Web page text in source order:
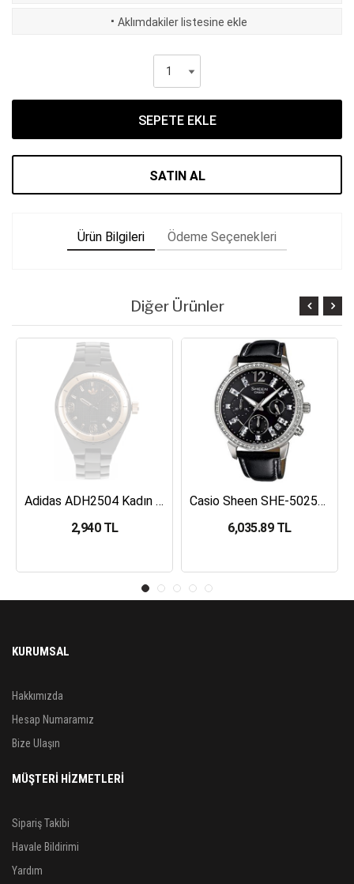
· Aklımdakiler listesine ekle
SEPETE EKLE
SATIN AL
Ürün Bilgileri Ödeme Seçenekleri
Diğer Ürünler
Adidas ADH2504 Kadın Kol Saati
2,940 TL
Casio Sheen SHE-5025BL-1ADR Kadın Kol Saati
6,035.89 TL
KURUMSAL
Hakkımızda
Hesap Numaramız
Bize Ulaşın
MÜŞTERİ HİZMETLERİ
Sipariş Takibi
Havale Bildirimi
Yardım